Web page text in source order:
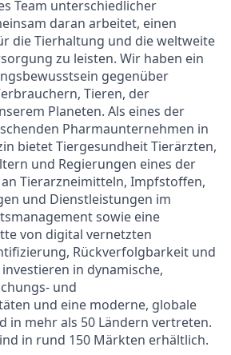
Team unterschiedlicher
daran arbeitet, einen
die Tierhaltung und die weltweite
zu leisten. Wir haben ein
gegenüber
Tieren, der
Planeten. Als eines der
Pharmaunternehmen in
bietet Tiergesundheit Tierärzten,
und Regierungen eines der
Tierarzneimitteln, Impfstoffen,
und Dienstleistungen im
sowie eine
von digital vernetzten
Rückverfolgbarkeit und
in dynamische,
und
und eine moderne, globale
in mehr als 50 Ländern vertreten.
in rund 150 Märkten erhältlich.